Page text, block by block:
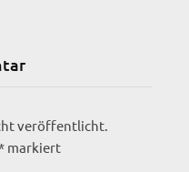
veröffentlicht.
markiert